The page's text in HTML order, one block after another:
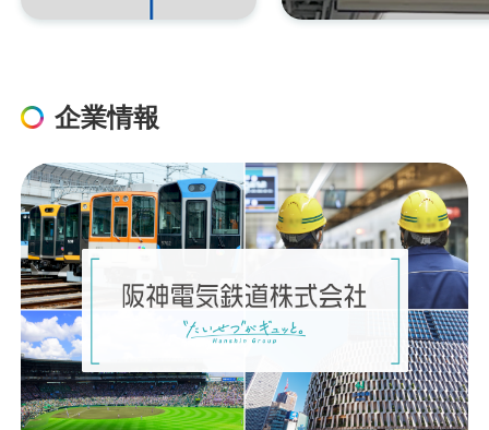
企業情報